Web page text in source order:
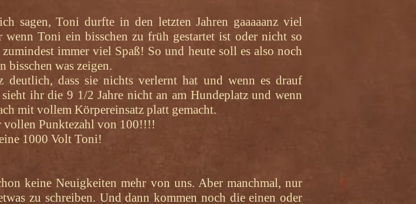
sagen, Toni durfte in den letzten Jahren gaaaaanz viel
Toni ein bisschen zu früh gestartet ist oder nicht so
immer viel Spaß! So und heute soll es also noch
bisschen was zeigen.
dass sie nichts verlernt hat und wenn es drauf
ihr die 9 1/2 Jahre nicht an am Hundeplatz und wenn
mit vollem Körpereinsatz platt gemacht.
vollen Punktezahl von 100!!!!
1000 Volt Toni!
keine Neuigkeiten mehr von uns. Aber manchmal, nur
zu schreiben. Und dann kommen noch die einen oder